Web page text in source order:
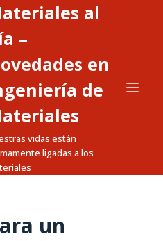
al
–
en
de
vidas están
ligadas a los
un